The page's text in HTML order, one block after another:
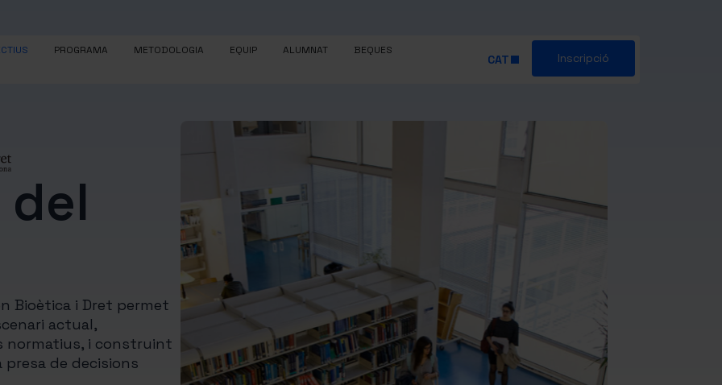
PROGRAMA METODOLOGIA EQUIP ALUMNAT BEQUES
CAT Inscripció
Bioètica i Dret permet
actual,
normatius, i construint
de decisions